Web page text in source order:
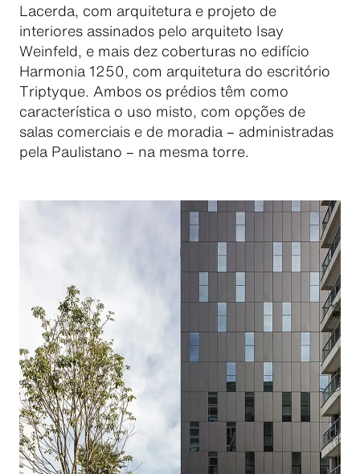
Lacerda, com arquitetura e projeto de
interiores assinados pelo arquiteto Isay
Weinfeld, e mais dez coberturas no edifício
Harmonia 1250, com arquitetura do escritório
Triptyque. Ambos os prédios têm como
característica o uso misto, com opções de
salas comerciais e de moradia – administradas
pela Paulistano – na mesma torre.